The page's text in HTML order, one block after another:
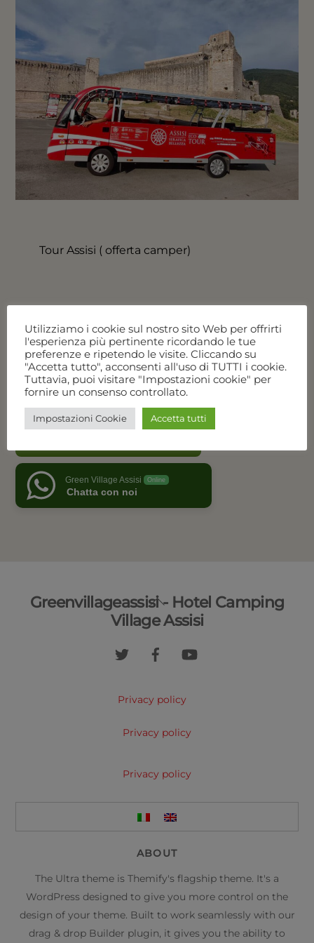
Tour Assisi ( offerta camper)
Vedi tutte le offerte
Green Village Assisi Online
Chatta con noi
Back
To
Greenvillageassisi - Hotel Camping
Village Assisi
Privacy policy
Privacy policy
Privacy policy
ABOUT
The Ultra theme is Themify's flagship theme. It's a
WordPress designed to give you more control on the
design of your theme. Built to work seamlessly with our
drag & drop Builder plugin, it gives you the ability to
Utilizziamo i cookie sul nostro sito Web per offrirti
l'esperienza più pertinente ricordando le tue
preferenze e ripetendo le visite. Cliccando su
"Accetta tutto", acconsenti all'uso di TUTTI i cookie.
Tuttavia, puoi visitare "Impostazioni cookie" per
fornire un consenso controllato.
Impostazioni Cookie Accetta tutti